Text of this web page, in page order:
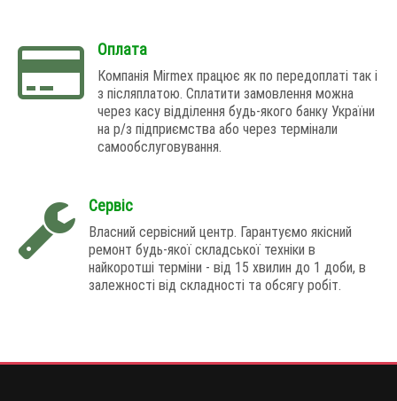
Оплата
Компанія Mirmex працює як по передоплаті так і
з післяплатою. Сплатити замовлення можна
через касу відділення будь-якого банку України
на р/з підприємства або через термінали
самообслуговування.
Сервіс
Власний сервісний центр. Гарантуємо якісний
ремонт будь-якої складської техніки в
найкоротші терміни - від 15 хвилин до 1 доби, в
залежності від складності та обсягу робіт.